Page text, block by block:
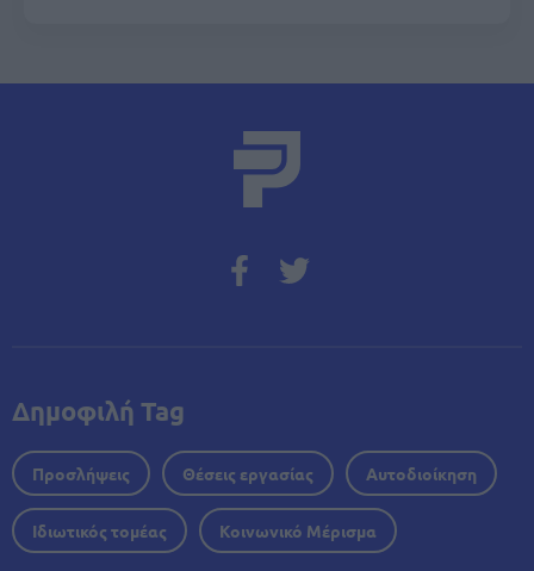
Δημοφιλή Tag
Προσλήψεις Θέσεις εργασίας Αυτοδιοίκηση
Ιδιωτικός τομέας Κοινωνικό Μέρισμα